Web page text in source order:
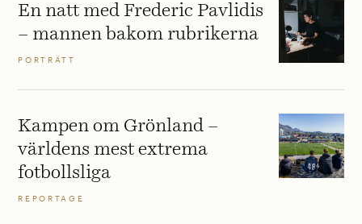
En natt med Frederic Pavlidis
– mannen bakom rubrikerna
PORTRÄTT
Kampen om Grönland –
världens mest extrema
fotbollsliga
REPORTAGE